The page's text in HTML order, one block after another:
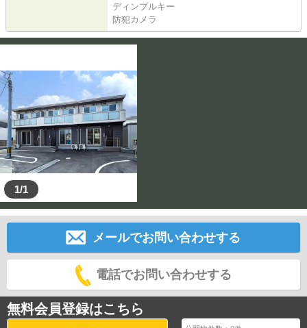
ディンプルキー
防犯カメラ
1/1
メールでお問い合わせする
電話でお問い合わせする
無料会員登録はこちら